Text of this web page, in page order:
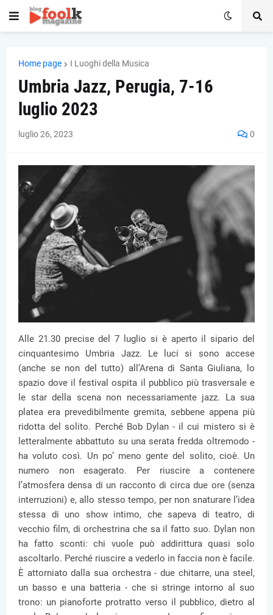
Home page I Luoghi della Musica
Umbria Jazz, Perugia, 7-16
luglio 2023
luglio 26, 2023 0
Alle 21.30 precise del 7 luglio si è aperto il sipario del
cinquantesimo Umbria Jazz. Le luci si sono accese
(anche se non del tutto) all’Arena di Santa Giuliana, lo
spazio dove il festival ospita il pubblico più trasversale e
le star della scena non necessariamente jazz. La sua
platea era prevedibilmente gremita, sebbene appena più
ridotta del solito. Perché Bob Dylan - il cui mistero si è
letteralmente abbattuto su una serata fredda oltremodo -
ha voluto così. Un po’ meno gente del solito, cioè. Un
numero non esagerato. Per riuscire a contenere
l’atmosfera densa di un racconto di circa due ore (senza
interruzioni) e, allo stesso tempo, per non snaturare l’idea
stessa di uno show intimo, che sapeva di teatro, di
vecchio film, di orchestrina che sa il fatto suo. Dylan non
ha fatto sconti: chi vuole può addirittura quasi solo
ascoltarlo. Perché riuscire a vederlo in faccia non è facile.
È attorniato dalla sua orchestra - due chitarre, una steel,
un basso e una batteria - che si stringe intorno al suo
trono: un pianoforte protratto verso il pubblico, dietro al